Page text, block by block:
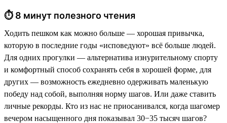
⏱ 8 минут полезного чтения
Ходить пешком как можно больше — хорошая привычка,
которую в последние годы «исповедуют» всё больше людей.
Для одних прогулки — альтернатива изнурительному спорту
и комфортный способ сохранять себя в хорошей форме, для
других — возможность ежедневно одерживать маленькую
победу над собой, выполняя норму шагов. Или даже ставить
личные рекорды. Кто из нас не приосанивался, когда шагомер
вечером насыщенного дня показывал 30−35 тысяч шагов?